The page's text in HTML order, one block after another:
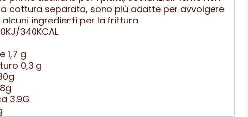
cottura separata, sono più adatte per avvolgere
ingredienti per la frittura.
340KCAL
1,7 g
0,3 g
3.9G